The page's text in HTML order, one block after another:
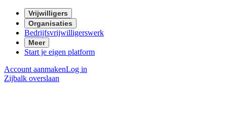
Vrijwilligers
Organisaties
Bedrijfsvrijwilligerswerk
Meer
Start je eigen platform
Account aanmakenLog in
Zijbalk overslaan